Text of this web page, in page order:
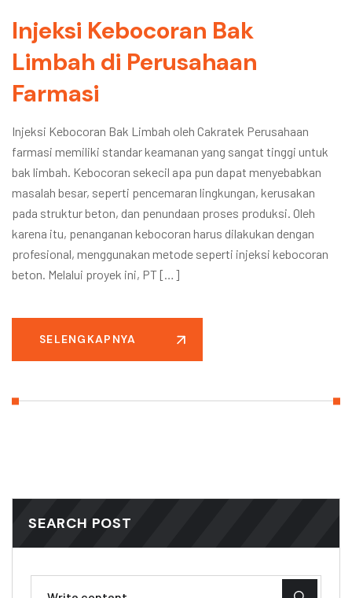
Injeksi Kebocoran Bak
Limbah di Perusahaan
Farmasi
Injeksi Kebocoran Bak Limbah oleh Cakratek Perusahaan
farmasi memiliki standar keamanan yang sangat tinggi untuk
bak limbah. Kebocoran sekecil apa pun dapat menyebabkan
masalah besar, seperti pencemaran lingkungan, kerusakan
pada struktur beton, dan penundaan proses produksi. Oleh
karena itu, penanganan kebocoran harus dilakukan dengan
profesional, menggunakan metode seperti injeksi kebocoran
beton. Melalui proyek ini, PT […]
SELENGKAPNYA
SEARCH POST